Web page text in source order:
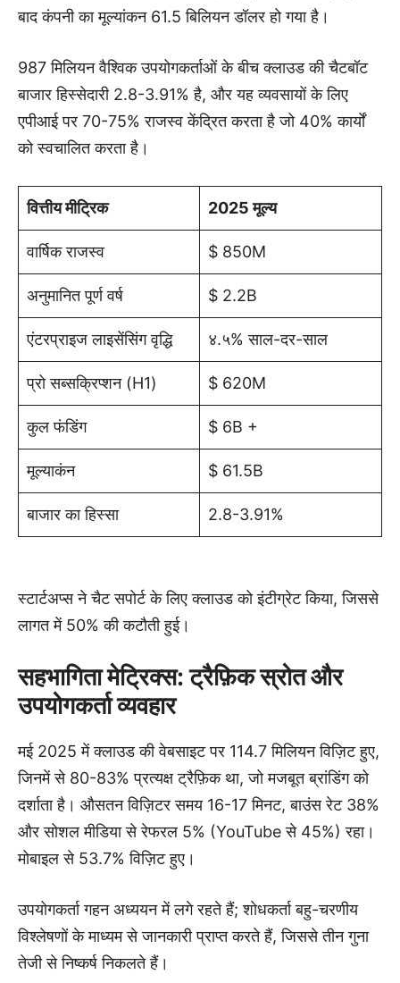
बाद कंपनी का मूल्यांकन 61.5 बिलियन डॉलर हो गया है।
987 मिलियन वैश्विक उपयोगकर्ताओं के बीच क्लाउड की चैटबॉट
बाजार हिस्सेदारी 2.8-3.91% है, और यह व्यवसायों के लिए
एपीआई पर 70-75% राजस्व केंद्रित करता है जो 40% कार्यों
को स्वचालित करता है।
वित्तीय मीट्रिक 2025 मूल्य
वार्षिक राजस्व $ 850M
अनुमानित पूर्ण वर्ष $ 2.2B
एंटरप्राइज लाइसेंसिंग वृद्धि ४.५% साल-दर-साल
प्रो सब्सक्रिप्शन (H1) $ 620M
कुल फंडिंग $ 6B +
मूल्याकंन $ 61.5B
बाजार का हिस्सा 2.8-3.91%
स्टार्टअप्स ने चैट सपोर्ट के लिए क्लाउड को इंटीग्रेट किया, जिससे
लागत में 50% की कटौती हुई।
सहभागिता मेट्रिक्स: ट्रैफ़िक स्रोत और
उपयोगकर्ता व्यवहार
मई 2025 में क्लाउड की वेबसाइट पर 114.7 मिलियन विज़िट हुए,
जिनमें से 80-83% प्रत्यक्ष ट्रैफ़िक था, जो मजबूत ब्रांडिंग को
दर्शाता है। औसतन विज़िटर समय 16-17 मिनट, बाउंस रेट 38%
और सोशल मीडिया से रेफरल 5% (YouTube से 45%) रहा।
मोबाइल से 53.7% विज़िट हुए।
उपयोगकर्ता गहन अध्ययन में लगे रहते हैं; शोधकर्ता बहु-चरणीय
विश्लेषणों के माध्यम से जानकारी प्राप्त करते हैं, जिससे तीन गुना
तेजी से निष्कर्ष निकलते हैं।